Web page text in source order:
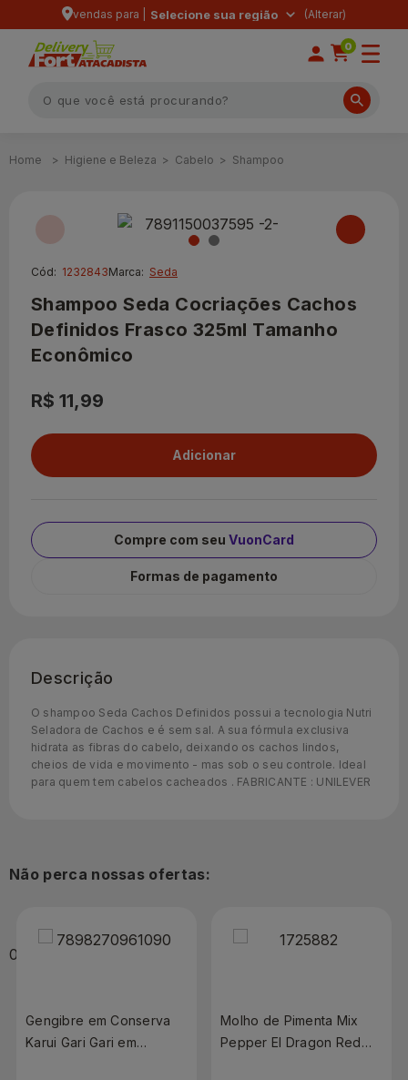
vendas para | Selecione sua região
0
Higiene e Beleza Cabelo Shampoo
Cód: 1232843Marca: Seda
Shampoo Seda Cocriações Cachos
Definidos Frasco 325ml Tamanho
Econômico
R$ 11,99
Compre com seu VuonCard
Formas de pagamento
Descrição
O shampoo Seda Cachos Definidos possui a tecnologia Nutri
Seladora de Cachos e é sem sal. A sua fórmula exclusiva
hidrata as fibras do cabelo, deixando os cachos lindos,
cheios de vida e movimento - mas sob o seu controle. Ideal
para quem tem cabelos cacheados . FABRICANTE : UNILEVER
Não perca nossas ofertas:
Gengibre em Conserva
Karui Gari Gari em
Molho de Pimenta Mix
Pepper El Dragon Red